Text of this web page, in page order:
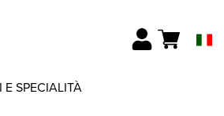
E SPECIALITÀ